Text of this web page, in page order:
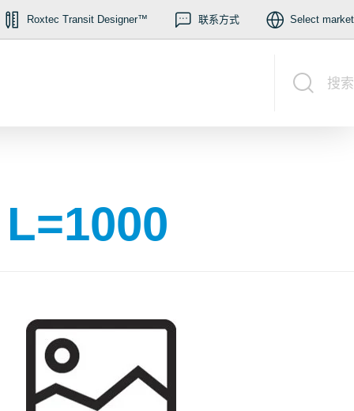
Roxtec Transit Designer™ 联系方式 Select market
搜索